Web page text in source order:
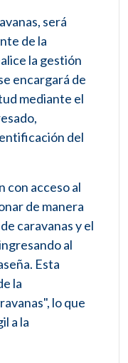
será
de la
la gestión
encargará de
mediante el
del
con acceso al
de manera
caravanas y el
al
Esta
la
lo que
a la